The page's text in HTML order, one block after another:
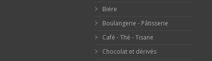
Bière
Boulangerie - Pâtisserie
Café - Thé - Tisane
Chocolat et dérivés